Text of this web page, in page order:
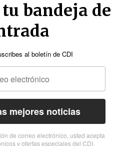
bandeja de
al boletín de CDI
mejores noticias
de correo electrónico, usted acepta
y ofertas especiales del CDI.